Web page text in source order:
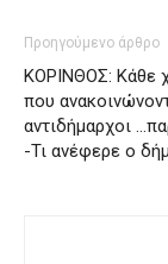
Προηγούμενο άρθρο
ΚΟΡΙΝΘΟΣ: Κάθε
που
αντιδήμαρχοι
-Τι ανέφερε ο